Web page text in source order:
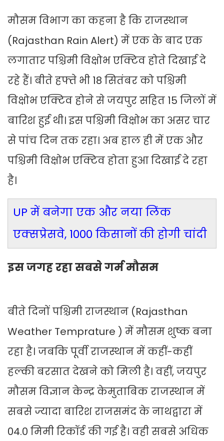
मौसम विभाग का कहना है कि राजस्थान
(Rajasthan Rain Alert) में एक के बाद एक
लगातार पश्चिमी विक्षोभ एक्टिव होते दिखाई दे
रहे हैं। बीते हफ्ते भी 18 सितंबर को पश्चिमी
विक्षोभ एक्टिव होने से जयपुर सहित 15 जिलों में
बारिश हुई थी। इस पश्चिमी विक्षोभ का असर चार
से पांच दिन तक रहा। अब हाल ही में एक और
पश्चिमी विक्षोभ एक्टिव होता हुआ दिखाई दे रहा
है।
UP में बनेगा एक और नया लिंक
एक्सप्रेसवे, 1000 किसानों की होगी चांदी
इस जगह रहा सबसे गर्म मौसम
बीते दिनों पश्चिमी राजस्थान (Rajasthan
Weather Temprature ) में मौसम शुष्क बना
रहा है। जबकि पूर्वी राजस्थान में कहीं-कहीं
हल्की बरसात देखने को मिली है। वहीं, जयपुर
मौसम विज्ञान केन्द्र केमुताबिक राजस्थान में
सबसे ज्यादा बारिश राजसमंद के नाथद्वारा में
04.0 मिमी रिकॉर्ड की गई है। वही सबसे अधिक